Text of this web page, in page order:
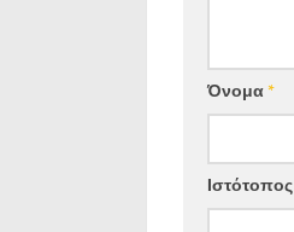
Όνομα*
Ιστότοπος